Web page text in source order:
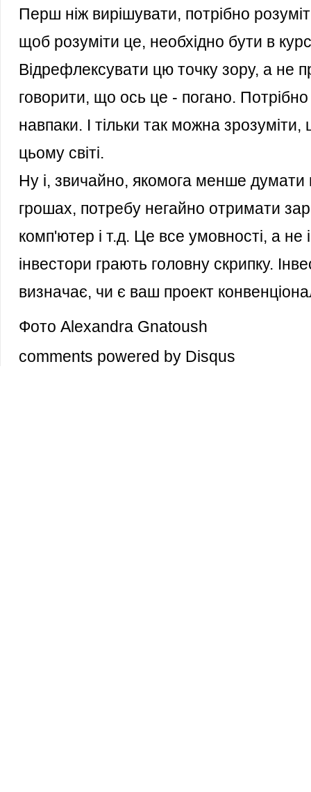
Перш ніж вирішувати, потрібно
щоб розуміти це, необхідно бути в
Відрефлексувати цю точку зору, а не
говорити, що ось це - погано.
навпаки. І тільки так можна
цьому світі.
Ну і, звичайно, якомога менше думати
грошах, потребу негайно отримати
комп'ютер і т.д. Це все умовності, а
інвестори грають головну скрипку.
визначає, чи є ваш проект
Фото Аlexandra Gnatoush
comments powered by Disqus